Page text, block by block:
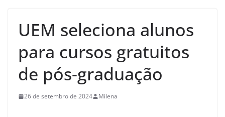
UEM seleciona alunos
para cursos gratuitos
de pós-graduação
26 de setembro de 2024 Milena